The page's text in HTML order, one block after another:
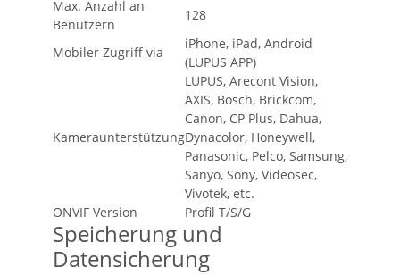
Max. Anzahl an
Benutzern
128
Mobiler Zugriff via
iPhone, iPad, Android
(LUPUS APP)
Kameraunterstützung
LUPUS, Arecont Vision,
AXIS, Bosch, Brickcom,
Canon, CP Plus, Dahua,
Dynacolor, Honeywell,
Panasonic, Pelco, Samsung,
Sanyo, Sony, Videosec,
Vivotek, etc.
ONVIF Version
Profil T/S/G
Speicherung und
Datensicherung